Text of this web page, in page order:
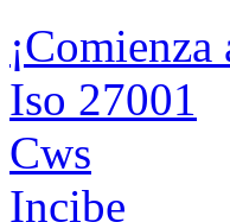
Iso 27001
Cws
Incibe